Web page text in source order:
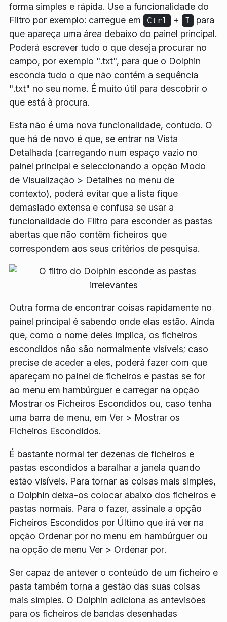
forma simples e rápida. Use a funcionalidade do
Filtro por exemplo: carregue em Ctrl + I
para
que apareça uma área debaixo do painel principal.
Poderá escrever tudo o que deseja procurar no
campo, por exemplo ".txt", para que o Dolphin
esconda tudo o que não contém a sequência
".txt" no seu nome. É muito útil para descobrir o
que está à procura.
Esta não é uma nova funcionalidade, contudo. O
que há de novo é que, se entrar na Vista
Detalhada (carregando num espaço vazio no
painel principal e seleccionando a opção Modo
de Visualização > Detalhes no menu de
contexto), poderá evitar que a lista fique
demasiado extensa e confusa se usar a
funcionalidade do Filtro para esconder as pastas
abertas que não contêm ficheiros que
correspondem aos seus critérios de pesquisa.
Outra forma de encontrar coisas rapidamente no
painel principal é sabendo onde elas estão. Ainda
que, como o nome deles implica, os ficheiros
escondidos não são normalmente visíveis; caso
precise de aceder a eles, poderá fazer com que
apareçam no painel de ficheiros e pastas se for
ao menu em hambúrguer e carregar na opção
Mostrar os Ficheiros Escondidos ou, caso tenha
uma barra de menu, em Ver > Mostrar os
Ficheiros Escondidos.
É bastante normal ter dezenas de ficheiros e
pastas escondidos a baralhar a janela quando
estão visíveis. Para tornar as coisas mais simples,
o Dolphin deixa-os colocar abaixo dos ficheiros e
pastas normais. Para o fazer, assinale a opção
Ficheiros Escondidos por Último que irá ver na
opção Ordenar por no menu em hambúrguer ou
na opção de menu Ver > Ordenar por.
Ser capaz de antever o conteúdo de um ficheiro e
pasta também torna a gestão das suas coisas
mais simples. O Dolphin adiciona as antevisões
para os ficheiros de bandas desenhadas